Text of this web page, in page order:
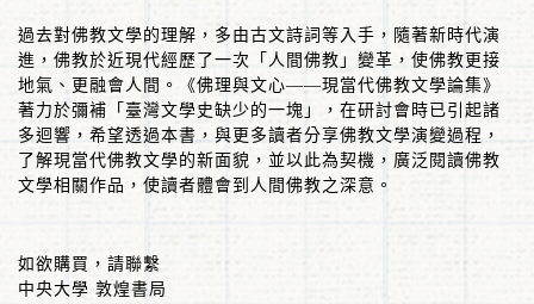
過去對佛教文學的理解，多由古文詩詞等入手，隨著新時代演
進，佛教於近現代經歷了一次「人間佛教」變革，使佛教更接
地氣、更融會人間。《佛理與文心——現當代佛教文學論集》
著力於彌補「臺灣文學史缺少的一塊」，在研討會時已引起諸
多迴響，希望透過本書，與更多讀者分享佛教文學演變過程，
了解現當代佛教文學的新面貌，並以此為契機，廣泛閱讀佛教
文學相關作品，使讀者體會到人間佛教之深意。
如欲購買，請聯繫
中央大學 敦煌書局